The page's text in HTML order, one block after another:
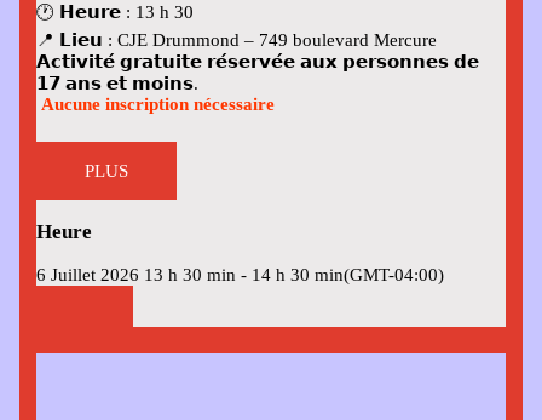
🕐 𝗛𝗲𝘂𝗿𝗲 : 13 h 30
📍 𝗟𝗶𝗲𝘂 : CJE Drummond – 749 boulevard Mercure
𝗔𝗰𝘁𝗶𝘃𝗶𝘁𝗲́ 𝗴𝗿𝗮𝘁𝘂𝗶𝘁𝗲 𝗿𝗲́𝘀𝗲𝗿𝘃𝗲́𝗲 𝗮𝘂𝘅 𝗽𝗲𝗿𝘀𝗼𝗻𝗻𝗲𝘀 𝗱𝗲
𝟭𝟳 𝗮𝗻𝘀 𝗲𝘁 𝗺𝗼𝗶𝗻𝘀.
Aucune inscription nécessaire
PLUS
Heure
6 Juillet 2026 13 h 30 min - 14 h 30 min(GMT-04:00)